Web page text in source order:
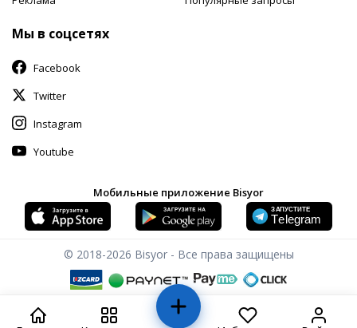
Мы в соцсетях
Facebook
Twitter
Instagram
Youtube
Мобильные приложение Bisyor
© 2018-2026 Bisyor - Все права защищены